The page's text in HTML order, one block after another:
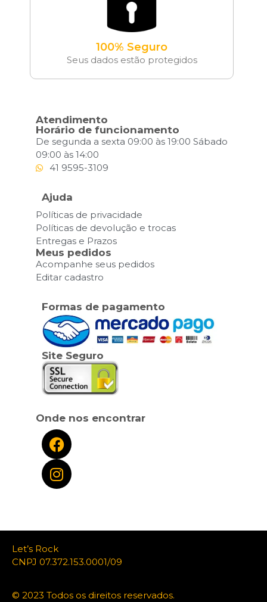
100% Seguro
Seus dados estão protegidos
Atendimento
Horário de funcionamento
De segunda a sexta 09:00 às 19:00 Sábado
09:00 às 14:00
41 9595-3109
Ajuda
Políticas de privacidade
Políticas de devolução e trocas
Entregas e Prazos
Meus pedidos
Acompanhe seus pedidos
Editar cadastro
Formas de pagamento
Site Seguro
Onde nos encontrar
Let’s Rock
CNPJ 07.372.153.0001/09
© 2023 Todos os direitos reservados.